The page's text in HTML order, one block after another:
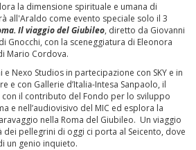
la dimensione spirituale e umana di
all'Araldo come evento speciale solo il 3
Il viaggio del Giubileo, diretto da Giovanni
Gnocchi, con la sceneggiatura di Eleonora
Mario Cordova.
Nexo Studios in partecipazione con SKY e in
e con Gallerie d’Italia-Intesa Sanpaolo, il
il contributo del Fondo per lo sviluppo
e nell’audiovisivo del MIC ed esplora la
nella Roma del Giubileo. Un viaggio
pellegrini di oggi ci porta al Seicento, dove
un genio inquieto.